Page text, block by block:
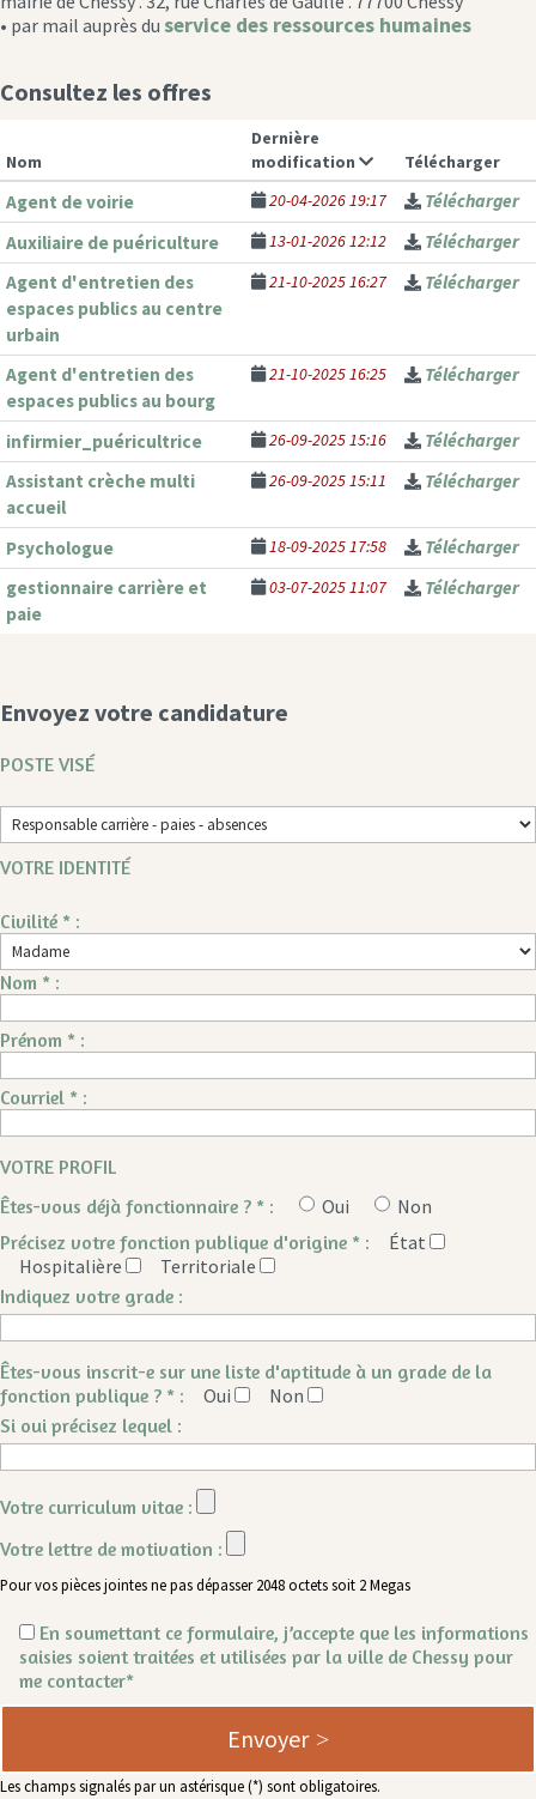
• par mail auprès du service des ressources humaines
Consultez les offres
Nom
Dernière
modification
Télécharger
Agent de voirie 20-04-2026 19:17
Télécharger
Auxiliaire de puériculture
13-01-2026 12:12
Télécharger
Agent d'entretien des
espaces publics au centre
urbain
21-10-2025 16:27 Télécharger
Agent d'entretien des
espaces publics au bourg
21-10-2025 16:25 Télécharger
infirmier_puéricultrice 26-09-2025 15:16
Télécharger
Assistant crèche multi
accueil
26-09-2025 15:11 Télécharger
Psychologue 18-09-2025 17:58
Télécharger
gestionnaire carrière et
paie
03-07-2025 11:07 Télécharger
Envoyez votre candidature
POSTE VISÉ
VOTRE IDENTITÉ
Civilité * :
Nom * :
Prénom * :
Courriel * :
VOTRE PROFIL
Êtes-vous déjà fonctionnaire ? * :
Oui
Non
Précisez votre fonction publique d'origine * :
État
Hospitalière
Territoriale
Indiquez votre grade :
Êtes-vous inscrit-e sur une liste d'aptitude à un grade de la
fonction publique ? * :
Oui
Non
Si oui précisez lequel :
Votre curriculum vitae :
Votre lettre de motivation :
Pour vos pièces jointes ne pas dépasser 2048 octets soit 2 Megas
En soumettant ce formulaire, j’accepte que les informations
saisies soient traitées et utilisées par la ville de Chessy pour
me contacter*
Envoyer
Les champs signalés par un astérisque (*) sont obligatoires.